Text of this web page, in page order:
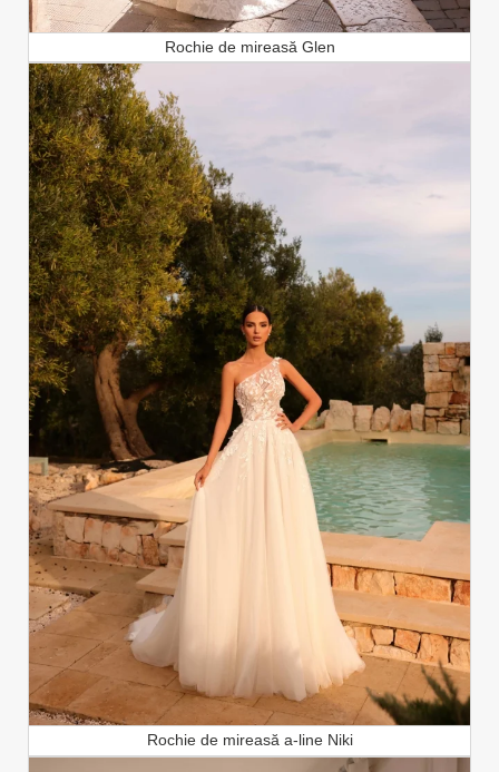
Rochie de mireasă Glen
Rochie de mireasă a-line Niki